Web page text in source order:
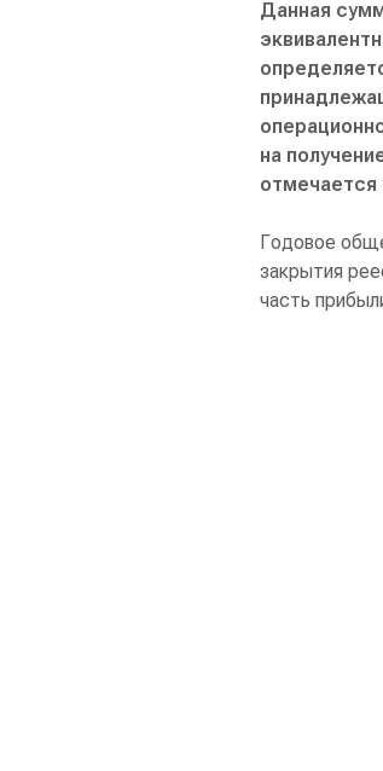
Данная
на
Годовое
закрытия
часть